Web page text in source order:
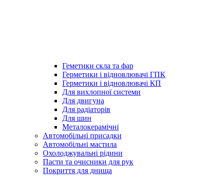
Геметики скла та фар
Герметики і відновлювачі ГПК
Герметики і відновлювачі КП
Для вихлопної системи
Для двигуна
Для радіаторів
Для шин
Металокерамічні
Автомобільні присадки
Автомобільні мастила
Охолоджувальні рідини
Пасти та очисники для рук
Покриття для днища